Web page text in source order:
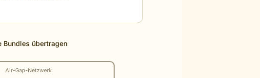
Bundles übertragen
Air-Gap-Netzwerk